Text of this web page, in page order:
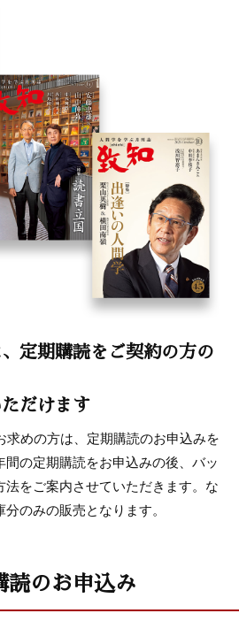
定期購読をご契約の方の
だけます
求めの方は、定期購読のお申込みを
の定期購読をお申込みの後、バッ
法をご案内させていただきます。な
のみの販売となります。
読のお申込み